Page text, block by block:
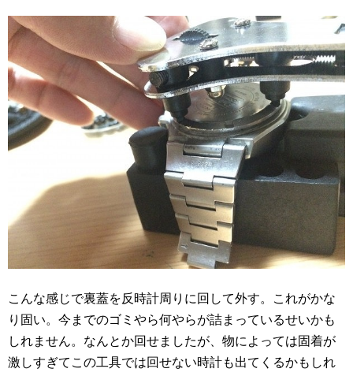
こんな感じで裏蓋を反時計周りに回して外す。これがかな
り固い。今までのゴミやら何やらが詰まっているせいかも
しれません。なんとか回せましたが、物によっては固着が
激しすぎてこの工具では回せない時計も出てくるかもしれ